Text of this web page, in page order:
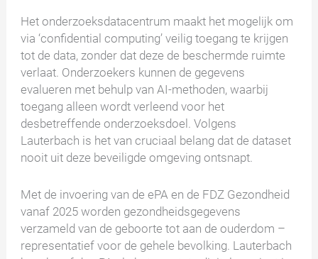
Het onderzoeksdatacentrum maakt het mogelijk om
via ‘confidential computing’ veilig toegang te krijgen
tot de data, zonder dat deze de beschermde ruimte
verlaat. Onderzoekers kunnen de gegevens
evalueren met behulp van AI-methoden, waarbij
toegang alleen wordt verleend voor het
desbetreffende onderzoeksdoel. Volgens
Lauterbach is het van cruciaal belang dat de dataset
nooit uit deze beveiligde omgeving ontsnapt.
Met de invoering van de ePA en de FDZ Gezondheid
vanaf 2025 worden gezondheidsgegevens
verzameld van de geboorte tot aan de ouderdom –
representatief voor de gehele bevolking. Lauterbach